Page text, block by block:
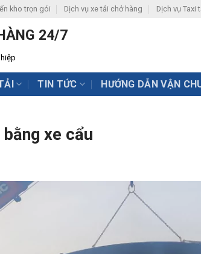
kho trọn gói Dịch vụ xe tải chở hàng Dịch vụ Taxi
24/7
TIN TỨC HƯỚNG DẪN VẬN
xe cẩu